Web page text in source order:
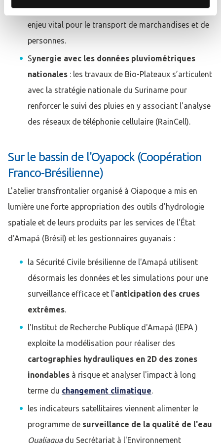
navigabilité du fleuve lors des périodes d'étiage, un
enjeu vital pour le transport de marchandises et de
personnes.
Synergie avec les données pluviométriques
nationales : les travaux de Bio-Plateaux s’articulent
avec la stratégie nationale du Suriname pour
renforcer le suivi des pluies en y associant l'analyse
des réseaux de téléphonie cellulaire (RainCell).
Sur le bassin de l'Oyapock (Coopération
Franco-Brésilienne)
L'atelier transfrontalier organisé à Oiapoque a mis en
lumière une forte appropriation des outils d'hydrologie
spatiale et de leurs produits par les services de l'État
d'Amapá (Brésil) et les gestionnaires guyanais :
la Sécurité Civile brésilienne de l'Amapá utilisent
désormais les données et les simulations pour une
surveillance efficace et l'anticipation des crues
extrêmes.
l'Institut de Recherche Publique d'Amapá (IEPA )
exploite la modélisation pour réaliser des
cartographies hydrauliques en 2D des zones
inondables à risque et analyser l'impact à long
terme du changement climatique.
les indicateurs satellitaires viennent alimenter le
programme de surveillance de la qualité de l'eau
Qualiaguadu Secrétariat à l'Environnement